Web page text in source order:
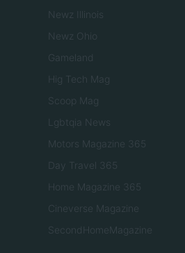
Newz Illinois
Newz Ohio
Gameland
Hig Tech Mag
Scoop Mag
Lgbtqia News
Motors Magazine 365
Day Travel 365
Home Magazine 365
Cineverse Magazine
SecondHomeMagazine